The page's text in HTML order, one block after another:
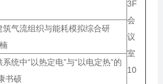
3F
会
议
室
10
筑气流组织与能耗模拟综合研
统中“以热定电”与“以电定热”的
书硕